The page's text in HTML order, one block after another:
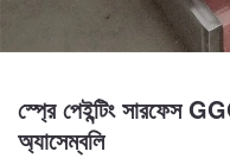
স্প্রে পেইন্টিং সারফেস
অ্যাসেম্বলি